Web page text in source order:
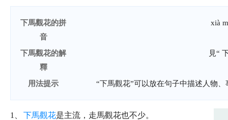
下馬觀花的拼
音
xià
下馬觀花的解
釋
見“
用法提示 “下馬觀花”可以放在句子中描述人物
1、 下馬觀花是主流，走馬觀花也不少。